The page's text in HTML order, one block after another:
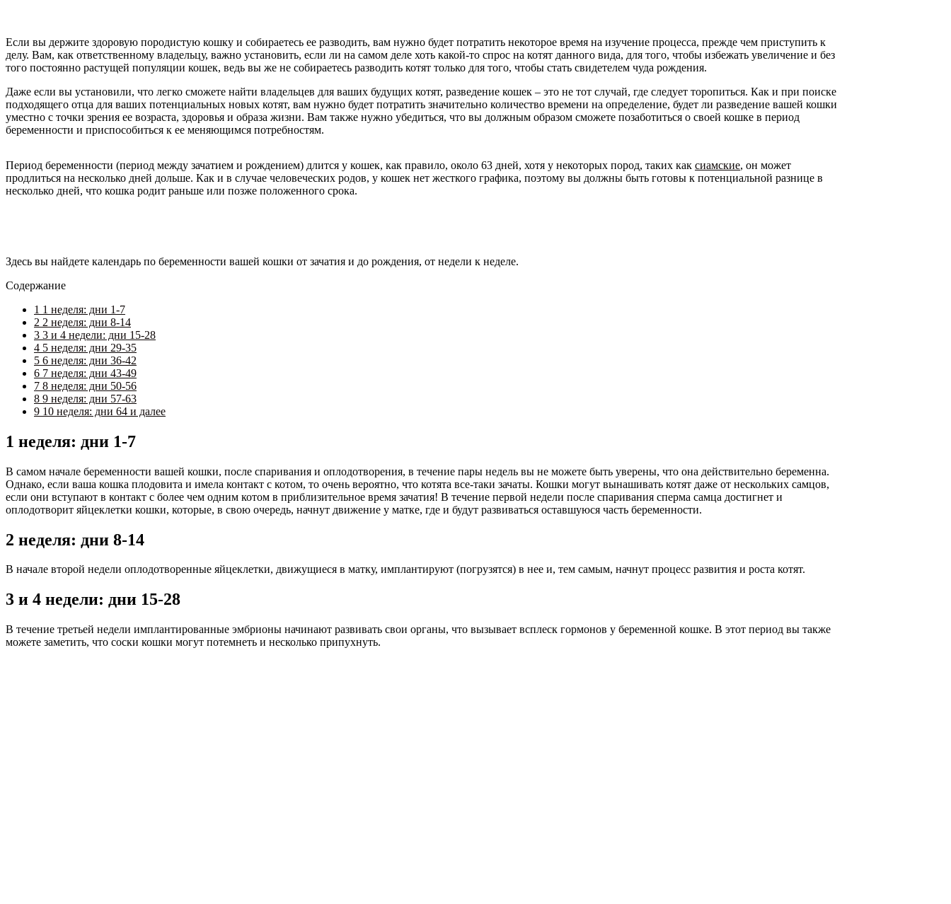
Если вы держите здоровую породистую кошку и собираетесь ее разводить, вам нужно будет потратить некоторое время на изучение процесса, прежде чем приступить к
делу. Вам, как ответственному владельцу, важно установить, если ли на самом деле хоть какой-то спрос на котят данного вида, для того, чтобы избежать увеличение и без
того постоянно растущей популяции кошек, ведь вы же не собираетесь разводить котят только для того, чтобы стать свидетелем чуда рождения.
Даже если вы установили, что легко сможете найти владельцев для ваших будущих котят, разведение кошек – это не тот случай, где следует торопиться. Как и при поиске
подходящего отца для ваших потенциальных новых котят, вам нужно будет потратить значительно количество времени на определение, будет ли разведение вашей кошки
уместно с точки зрения ее возраста, здоровья и образа жизни. Вам также нужно убедиться, что вы должным образом сможете позаботиться о своей кошке в период
беременности и приспособиться к ее меняющимся потребностям.
Период беременности (период между зачатием и рождением) длится у кошек, как правило, около 63 дней, хотя у некоторых пород, таких как сиамские, он может
продлиться на несколько дней дольше. Как и в случае человеческих родов, у кошек нет жесткого графика, поэтому вы должны быть готовы к потенциальной разнице в
несколько дней, что кошка родит раньше или позже положенного срока.
Здесь вы найдете календарь по беременности вашей кошки от зачатия и до рождения, от недели к неделе.
Содержание
1 1 неделя: дни 1-7
2 2 неделя: дни 8-14
3 3 и 4 недели: дни 15-28
4 5 неделя: дни 29-35
5 6 неделя: дни 36-42
6 7 неделя: дни 43-49
7 8 неделя: дни 50-56
8 9 неделя: дни 57-63
9 10 неделя: дни 64 и далее
1 неделя: дни 1-7
В самом начале беременности вашей кошки, после спаривания и оплодотворения, в течение пары недель вы не можете быть уверены, что она действительно беременна.
Однако, если ваша кошка плодовита и имела контакт с котом, то очень вероятно, что котята все-таки зачаты. Кошки могут вынашивать котят даже от нескольких самцов,
если они вступают в контакт с более чем одним котом в приблизительное время зачатия! В течение первой недели после спаривания сперма самца достигнет и
оплодотворит яйцеклетки кошки, которые, в свою очередь, начнут движение у матке, где и будут развиваться оставшуюся часть беременности.
2 неделя: дни 8-14
В начале второй недели оплодотворенные яйцеклетки, движущиеся в матку, имплантируют (погрузятся) в нее и, тем самым, начнут процесс развития и роста котят.
3 и 4 недели: дни 15-28
В течение третьей недели имплантированные эмбрионы начинают развивать свои органы, что вызывает всплеск гормонов у беременной кошке. В этот период вы также
можете заметить, что соски кошки могут потемнеть и несколько припухнуть.